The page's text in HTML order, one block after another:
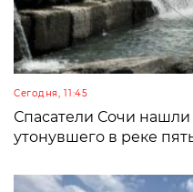
Сегодня, 11:45
Спасатели Сочи нашли
утонувшего в реке